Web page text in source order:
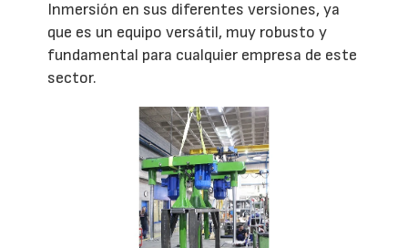
Inmersión en sus diferentes versiones, ya
que es un equipo versátil, muy robusto y
fundamental para cualquier empresa de este
sector.